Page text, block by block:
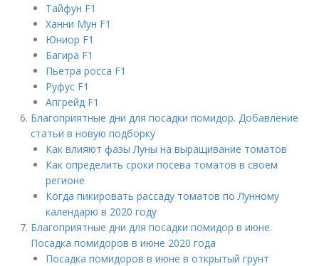
Тайфун F1
Ханни Мун F1
Юниор F1
Багира F1
Пьетра росса F1
Руфус F1
Апгрейд F1
Благоприятные дни для посадки помидор. Добавление
статьи в новую подборку
Как влияют фазы Луны на выращивание томатов
Как определить сроки посева томатов в своем
регионе
Когда пикировать рассаду томатов по Лунному
календарю в 2020 году
Благоприятные дни для посадки помидор в июне.
Посадка помидоров в июне 2020 года
Посадка помидоров в июне в открытый грунт